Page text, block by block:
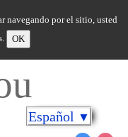
navegando por el sitio, usted
OK
Español ▼